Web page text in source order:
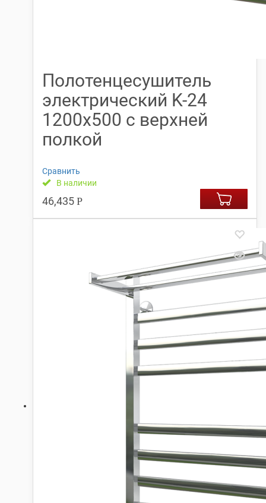
Полотенцесушитель
электрический K-24
1200х500 с верхней
полкой
Сравнить
В наличии
46,435 Р